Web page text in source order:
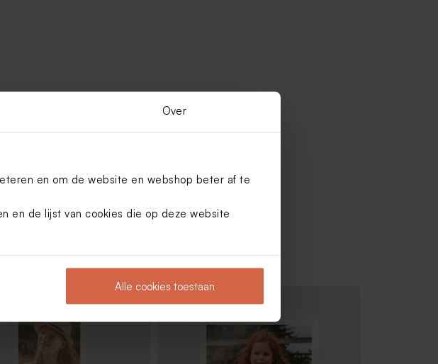
Over
en om de website en webshop beter af te
en de lijst van cookies die op deze website
Alle cookies toestaan
snoepzakje met foto's Sticker met foto voor bellenblaas